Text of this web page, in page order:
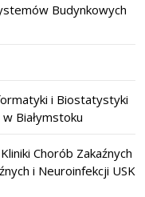
Budynkowych
i Biostatystyki
Białymstoku
Chorób Zakaźnych
i Neuroinfekcji USK